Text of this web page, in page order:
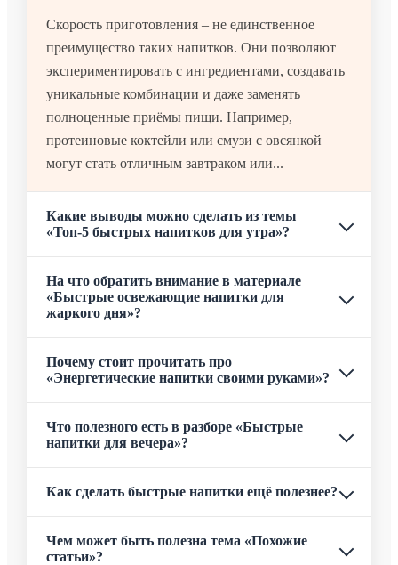
Скорость приготовления – не единственное
преимущество таких напитков. Они позволяют
экспериментировать с ингредиентами, создавать
уникальные комбинации и даже заменять
полноценные приёмы пищи. Например,
протеиновые коктейли или смузи с овсянкой
могут стать отличным завтраком или...
Какие выводы можно сделать из темы
«Топ-5 быстрых напитков для утра»?
На что обратить внимание в материале
«Быстрые освежающие напитки для
жаркого дня»?
Почему стоит прочитать про
«Энергетические напитки своими руками»?
Что полезного есть в разборе «Быстрые
напитки для вечера»?
Как сделать быстрые напитки ещё полезнее?
Чем может быть полезна тема «Похожие
статьи»?